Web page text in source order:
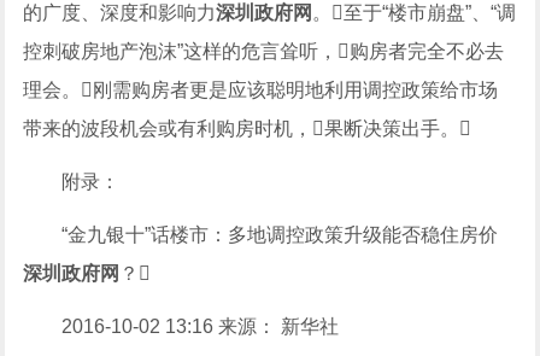
的广度、深度和影响力深圳政府网 。至于“楼市崩盘”、“调
控刺破房地产泡沫”这样的危言耸听，购房者完全不必去
理会。刚需购房者更是应该聪明地利用调控政策给市场
带来的波段机会或有利购房时机，果断决策出手。
附录：
“金九银十”话楼市：多地调控政策升级能否稳住房价
深圳政府网 ？
2016-10-02 13:16 来源： 新华社